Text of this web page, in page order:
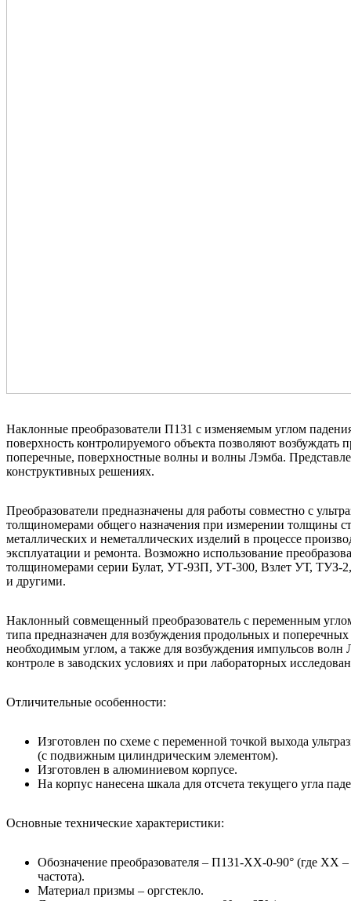
Наклонные преобразователи П131 с изменяемым углом
поверхность контролируемого объекта позволяют возбуждать
поперечные, поверхностные волны и волны Лэмба.
конструктивных решениях.
Преобразователи предназначены для работы совместно с
толщиномерами общего назначения при измерении толщины
металлических и неметаллических изделий в процессе
эксплуатации и ремонта. Возможно использование
толщиномерами серии Булат, УТ-93П, УТ-300, Взлет УТ, ТУЗ-
и другими.
Наклонный совмещенный преобразователь с переменным
типа предназначен для возбуждения продольных и
необходимым углом, а также для возбуждения импульсов волн
контроле в заводских условиях и при лабораторных
Отличительные особенности:
Изготовлен по схеме с переменной точкой выхода
(с подвижным цилиндрическим элементом).
Изготовлен в алюминиевом корпусе.
На корпус нанесена шкала для отсчета текущего угла
Основные технические характеристики:
Обозначение преобразователя – П131-ХХ-0-90° (где ХХ –
частота).
Материал призмы – оргстекло.